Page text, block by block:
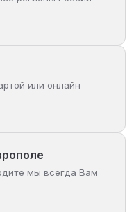
отличную
небольшие
проехать до 35 км
составляет около 6
для
жизни.
M3 Pro является
или онлайн
мы всегда Вам